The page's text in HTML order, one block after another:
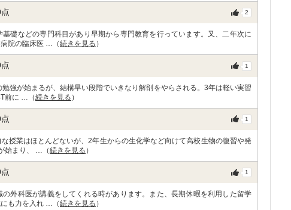
点 2
礎などの専門科目があり早期から専門教育を行っています。又、二年次に
院の臨床医 …（続きを見る ）
点 1
強が始まるが、結構早い段階でいきなり解剖をやらされる。3年は軽い実習
前に …（続きを見る ）
点 1
授業はほとんどないが、2年生からの生化学など向けて高校生物の復習や発
始まり、 …（続きを見る ）
点 1
外科医が講義をしてくれる時があります。また、長期休暇を利用した留学
も力を入れ …（続きを見る ）